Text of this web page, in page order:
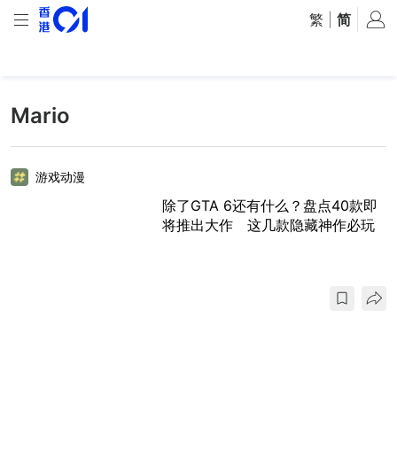
繁 简
Mario
游戏动漫
除了GTA 6还有什么？盘点40款即
将推出大作 这几款隐藏神作必玩